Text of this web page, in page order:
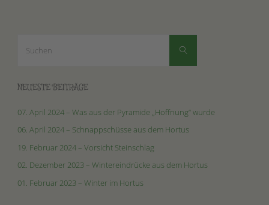
Suchen
NEUESTE BEITRÄGE
07. April 2024 – Was aus der Pyramide „Hoffnung“ wurde
06. April 2024 – Schnappschüsse aus dem Hortus
19. Februar 2024 – Vorsicht Steinschlag
02. Dezember 2023 – Wintereindrücke aus dem Hortus
01. Februar 2023 – Winter im Hortus